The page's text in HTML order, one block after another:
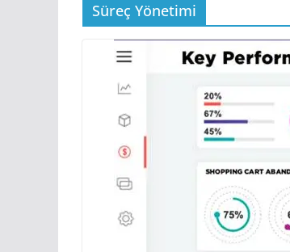
Süreç Yönetimi